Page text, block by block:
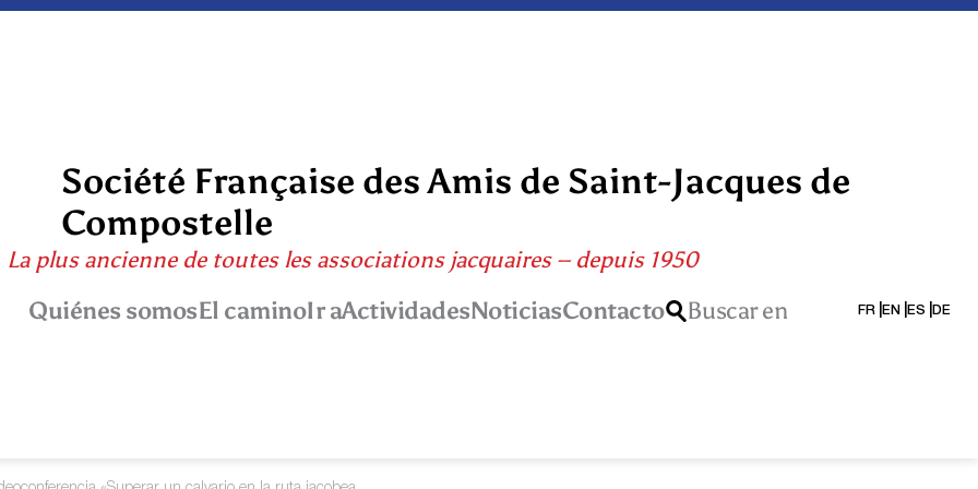
Société Française des Amis de Saint-Jacques de
Compostelle
La plus ancienne de toutes les associations jacquaires – depuis 1950
Quiénes somosEl caminoIr aActividadesNoticiasContacto Buscar en FR EN ES DE